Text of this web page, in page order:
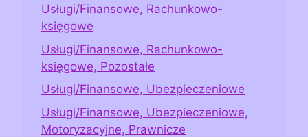
Usługi/Finansowe, Rachunkowo-
księgowe
Usługi/Finansowe, Rachunkowo-
księgowe, Pozostałe
Usługi/Finansowe, Ubezpieczeniowe
Usługi/Finansowe, Ubezpieczeniowe,
Motoryzacyjne, Prawnicze